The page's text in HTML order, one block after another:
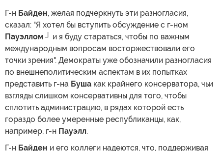
Г-н Байден, желая подчеркнуть эти разногласия,
сказал: "Я хотел бы вступить обсуждение с г-ном
Пауэллом ┘ и я буду стараться, чтобы по важным
международным вопросам восторжествовали его
точки зрения". Демократы уже обозначили разногласия
по внешнеполитическим аспектам в их попытках
представить г-на Буша как крайнего консерватора, чьи
взгляды слишком консервативны для того, чтобы
сплотить администрацию, в рядах которой есть
гораздо более умеренные республиканцы, как,
например, г-н Пауэлл.
Г-н Байден и его коллеги надеются, что, поддерживая